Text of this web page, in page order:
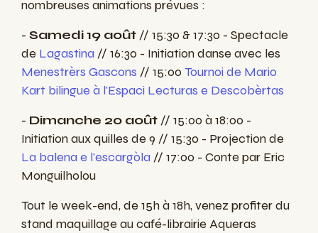
nombreuses animations prévues :
- Samedi 19 août // 15:30 & 17:30 - Spectacle
de Lagastina // 16:30 - Initiation danse avec les
Menestrèrs Gascons // 15:00 Tournoi de Mario
Kart bilingue à l'Espaci Lecturas e Descobèrtas
- Dimanche 20 août // 15:00 à 18:00 -
Initiation aux quilles de 9 // 15:30 - Projection de
La balena e l'escargòla // 17:00 - Conte par Eric
Monguilholou
Tout le week-end, de 15h à 18h, venez profiter du
stand maquillage au café-librairie Aqueras